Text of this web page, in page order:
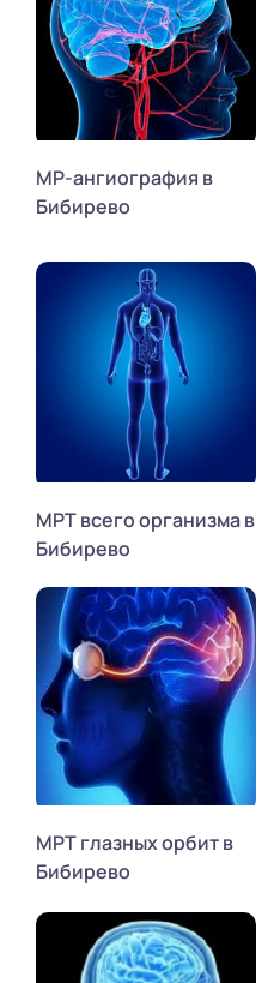
МР-ангиография в
Бибирево
МРТ всего организма в
Бибирево
МРТ глазных орбит в
Бибирево